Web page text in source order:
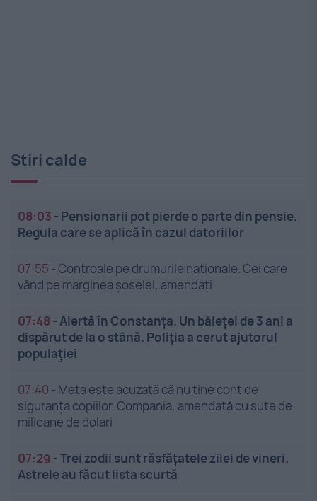
Stiri calde
08:03 - Pensionarii pot pierde o parte din pensie.
Regula care se aplică în cazul datoriilor
07:55 -Controale pe drumurile naționale. Cei care
vând pe marginea șoselei, amendați
07:48 -Alertă în Constanța. Un băiețel de 3 ani a
dispărut de la o stână. Poliția a cerut ajutorul
populației
07:40 - Meta este acuzată că nu ține cont de
siguranța copiilor. Compania, amendată cu sute de
milioane de dolari
07:29 -Trei zodii sunt răsfățatele zilei de vineri.
Astrele au făcut lista scurtă